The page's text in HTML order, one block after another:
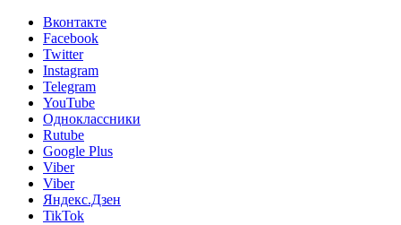
Вконтакте
Facebook
Twitter
Instagram
Telegram
YouTube
Одноклассники
Rutube
Google Plus
Viber
Viber
Яндекс.Дзен
TikTok